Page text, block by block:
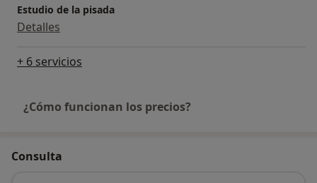
Estudio de la pisada
Detalles
+ 6 servicios
¿Cómo funcionan los precios?
Consulta